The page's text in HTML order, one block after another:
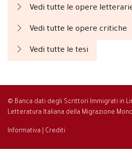
Vedi tutte le opere
Vedi tutte le opere critiche
Vedi tutte le tesi
© Banca dati degli Scrittori Immigrati in
Letteratura Italiana della Migrazione
Informativa Crediti